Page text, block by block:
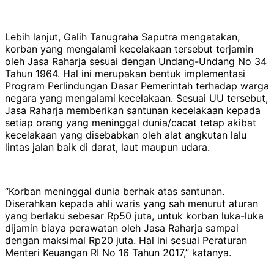
Lebih lanjut, Galih Tanugraha Saputra mengatakan,
korban yang mengalami kecelakaan tersebut terjamin
oleh Jasa Raharja sesuai dengan Undang-Undang No 34
Tahun 1964. Hal ini merupakan bentuk implementasi
Program Perlindungan Dasar Pemerintah terhadap warga
negara yang mengalami kecelakaan. Sesuai UU tersebut,
Jasa Raharja memberikan santunan kecelakaan kepada
setiap orang yang meninggal dunia/cacat tetap akibat
kecelakaan yang disebabkan oleh alat angkutan lalu
lintas jalan baik di darat, laut maupun udara.
“Korban meninggal dunia berhak atas santunan.
Diserahkan kepada ahli waris yang sah menurut aturan
yang berlaku sebesar Rp50 juta, untuk korban luka-luka
dijamin biaya perawatan oleh Jasa Raharja sampai
dengan maksimal Rp20 juta. Hal ini sesuai Peraturan
Menteri Keuangan RI No 16 Tahun 2017,” katanya.